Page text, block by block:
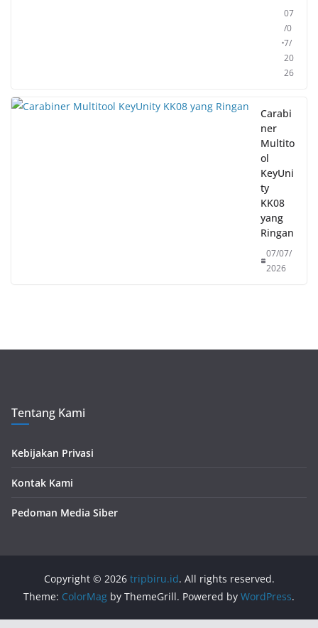
07
/0
7/
20
26
Carabi
ner
Multito
ol
KeyUni
ty
KK08
yang
Ringan
07/07/
2026
Tentang Kami
Kebijakan Privasi
Kontak Kami
Pedoman Media Siber
Copyright © 2026 tripbiru.id. All rights reserved.
Theme: ColorMag by ThemeGrill. Powered by WordPress.